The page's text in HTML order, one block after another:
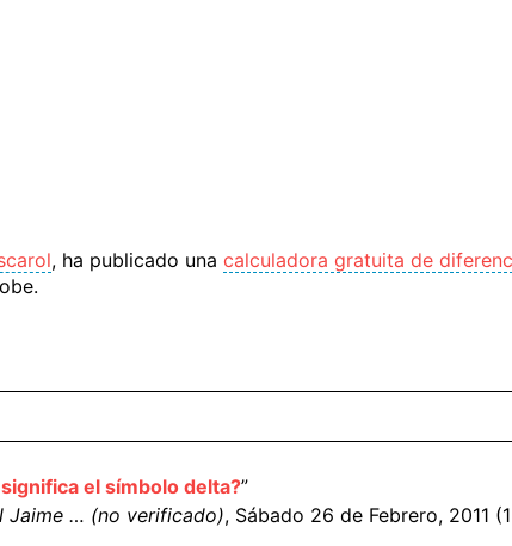
, ha publicado una calculadora gratuita de
el símbolo delta?”
Jaime … (no verificado), Sábado 26 de Febrero, 2011